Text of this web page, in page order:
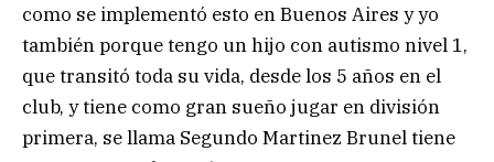
como se implementó esto en Buenos Aires y yo
también porque tengo un hijo con autismo nivel 1,
que transitó toda su vida, desde los 5 años en el
club, y tiene como gran sueño jugar en división
primera, se llama Segundo Martinez Brunel tiene